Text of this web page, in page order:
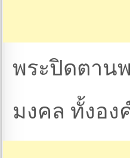
พระปิดตาน
มงคล ทั้งอง